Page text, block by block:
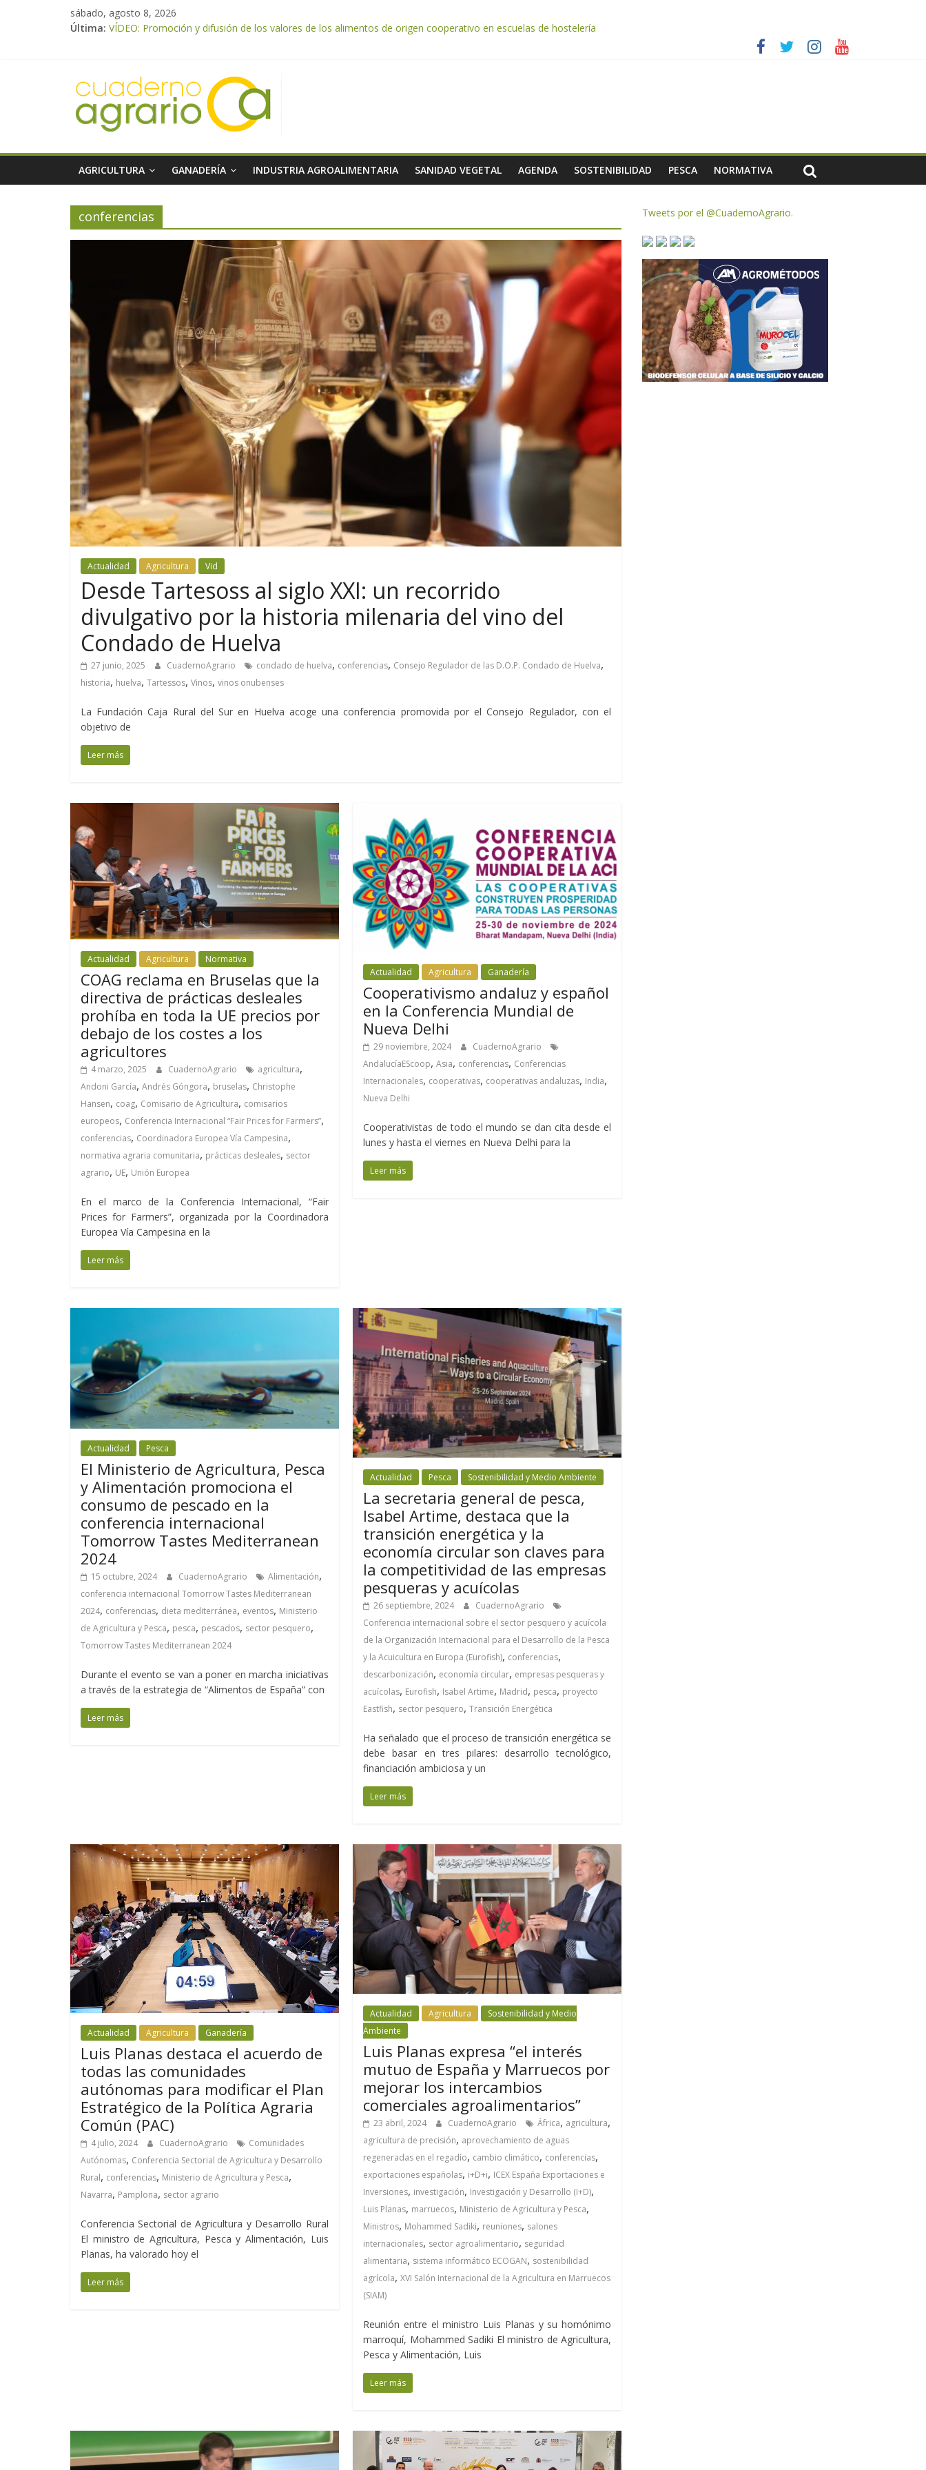
sábado, agosto 8, 2026
Última:
El Ministerio de Agricultura, Pesca y Alimentación autoriza el pago de 85 millones adicionales de ayudas de la PAC de remanentes disponibles
VÍDEO: Promoción y difusión de los valores de los alimentos de origen cooperativo en escuelas de hostelería
ASAJA Almería: las primeras recolecciones de almendra confirman una cosecha desigual marcada por las inclemencias meteorológicas y la incertidumbre en los precios
AGRICULTURA GANADERÍA INDUSTRIA AGROALIMENTARIA SANIDAD VEGETAL AGENDA SOSTENIBILIDAD PESCA NORMATIVA
conferencias
Actualidad Agricultura Vid
Desde Tartesoss al siglo XXI: un recorrido
divulgativo por la historia milenaria del vino del
Condado de Huelva
27 junio, 2025 CuadernoAgrario condado de huelva, conferencias, Consejo Regulador de las D.O.P. Condado de Huelva,
historia, huelva, Tartessos, Vinos, vinos onubenses
La Fundación Caja Rural del Sur en Huelva acoge una conferencia promovida por el Consejo Regulador, con el
objetivo de
Leer más
Actualidad Agricultura Normativa
COAG reclama en Bruselas que la
directiva de prácticas desleales
prohíba en toda la UE precios por
debajo de los costes a los
agricultores
4 marzo, 2025 CuadernoAgrario agricultura,
Andoni García, Andrés Góngora, bruselas, Christophe
Hansen, coag, Comisario de Agricultura, comisarios
europeos, Conferencia Internacional “Fair Prices for Farmers”,
conferencias, Coordinadora Europea Vía Campesina,
normativa agraria comunitaria, prácticas desleales, sector
agrario, UE, Unión Europea
En el marco de la Conferencia Internacional, “Fair
Prices for Farmers”, organizada por la Coordinadora
Europea Vía Campesina en la
Leer más
Actualidad Agricultura Ganadería
Cooperativismo andaluz y español
en la Conferencia Mundial de
Nueva Delhi
29 noviembre, 2024
CuadernoAgrario
AndalucíaEScoop,Asia, conferencias, Conferencias
Internacionales, cooperativas, cooperativas andaluzas, India,
Nueva Delhi
Cooperativistas de todo el mundo se dan cita desde el
lunes y hasta el viernes en Nueva Delhi para la
Leer más
Actualidad Pesca
El Ministerio de Agricultura, Pesca
y Alimentación promociona el
consumo de pescado en la
conferencia internacional
Tomorrow Tastes Mediterranean
2024
15 octubre, 2024 CuadernoAgrario Alimentación,
conferencia internacional Tomorrow Tastes Mediterranean
2024, conferencias, dieta mediterránea, eventos, Ministerio
de Agricultura y Pesca, pesca, pescados, sector pesquero,
Tomorrow Tastes Mediterranean 2024
Durante el evento se van a poner en marcha iniciativas
a través de la estrategia de “Alimentos de España” con
Leer más
Actualidad Pesca Sostenibilidad y Medio Ambiente
La secretaria general de pesca,
Isabel Artime, destaca que la
transición energética y la
economía circular son claves para
la competitividad de las empresas
pesqueras y acuícolas
26 septiembre, 2024
CuadernoAgrario
Conferencia internacional sobre el sector pesquero y acuícola
de la Organización Internacional para el Desarrollo de la Pesca
y la Acuicultura en Europa (Eurofish), conferencias,
descarbonización, economía circular, empresas pesqueras y
acuícolas, Eurofish, Isabel Artime, Madrid, pesca, proyecto
Eastfish, sector pesquero,Transición Energética
Ha señalado que el proceso de transición energética se
debe basar en tres pilares: desarrollo tecnológico,
financiación ambiciosa y un
Leer más
Actualidad Agricultura Ganadería
Luis Planas destaca el acuerdo de
todas las comunidades
autónomas para modificar el Plan
Estratégico de la Política Agraria
Común (PAC)
4 julio, 2024 CuadernoAgrario
Comunidades
Autónomas, Conferencia Sectorial de Agricultura y Desarrollo
Rural, conferencias, Ministerio de Agricultura y Pesca,
Navarra, Pamplona, sector agrario
Conferencia Sectorial de Agricultura y Desarrollo Rural
El ministro de Agricultura, Pesca y Alimentación, Luis
Planas, ha valorado hoy el
Leer más
Actualidad Agricultura
Sostenibilidad y Medio
Ambiente
Luis Planas expresa “el interés
mutuo de España y Marruecos por
mejorar los intercambios
comerciales agroalimentarios”
23 abril, 2024 CuadernoAgrario África, agricultura,
agricultura de precisión, aprovechamiento de aguas
regeneradas en el regadío, cambio climático, conferencias,
exportaciones españolas, i+D+i, ICEX España Exportaciones e
Inversiones, investigación, Investigación y Desarrollo (I+D),
Luis Planas, marruecos, Ministerio de Agricultura y Pesca,
Ministros, Mohammed Sadiki, reuniones, salones
internacionales, sector agroalimentario, seguridad
alimentaria, sistema informático ECOGAN, sostenibilidad
agrícola,XVI Salón Internacional de la Agricultura en Marruecos
(SIAM)
Reunión entre el ministro Luis Planas y su homónimo
marroquí, Mohammed Sadiki El ministro de Agricultura,
Pesca y Alimentación, Luis
Leer más
Tweets por el @CuadernoAgrario.